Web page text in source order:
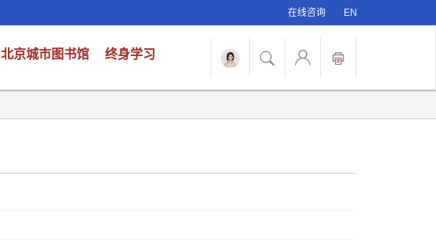
在线咨询 EN
北京城市图书馆 终身学习